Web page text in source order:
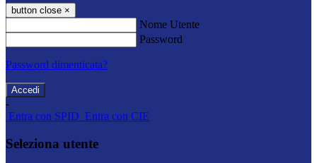
button close ×
Nome Utente
Password
Password dimenticata?
-
Entra con SPID Entra con CIE
Seleziona utente